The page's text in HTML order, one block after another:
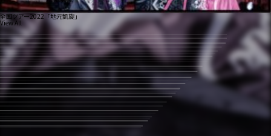
全国ツアー2022「地元凱旋」
View All